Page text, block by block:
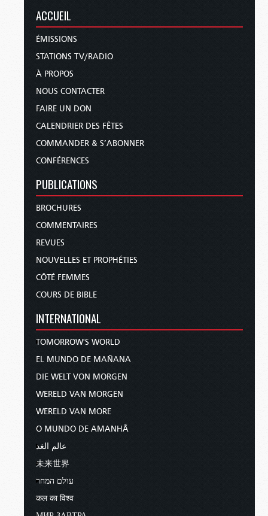
ACCUEIL
ÉMISSIONS
STATIONS TV/RADIO
À PROPOS
NOUS CONTACTER
FAIRE UN DON
CALENDRIER DES FÊTES
COMMANDER & S’ABONNER
CONFÉRENCES
PUBLICATIONS
BROCHURES
COMMENTAIRES
REVUES
NOUVELLES ET PROPHÉTIES
CÔTÉ FEMMES
COURS DE BIBLE
INTERNATIONAL
TOMORROW'S WORLD
EL MUNDO DE MAÑANA
DIE WELT VON MORGEN
WERELD VAN MORGEN
WERELD VAN MORE
O MUNDO DE AMANHÃ
عالم الغد
未来世界
עולם המחר
कल का विश्व